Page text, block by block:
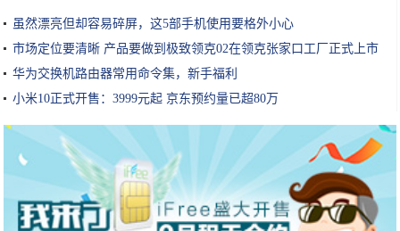
虽然漂亮但却容易碎屏，这5部手机使用要格外小心
市场定位要清晰 产品要做到极致领克02在领克张家口工厂正式上市
华为交换机路由器常用命令集，新手福利
小米10正式开售：3999元起 京东预约量已超80万